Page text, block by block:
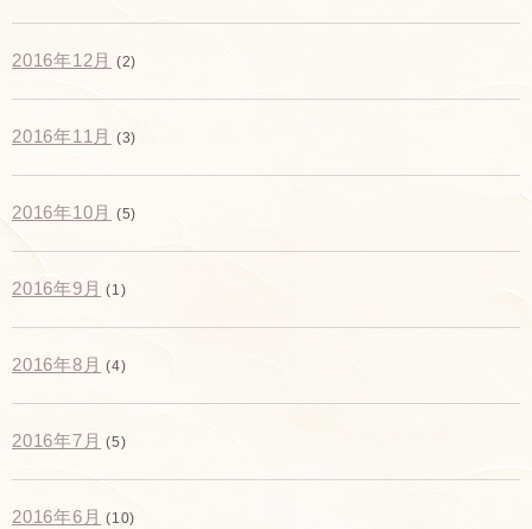
2016年12月 (2)
2016年11月 (3)
2016年10月 (5)
2016年9月 (1)
2016年8月 (4)
2016年7月 (5)
2016年6月 (10)